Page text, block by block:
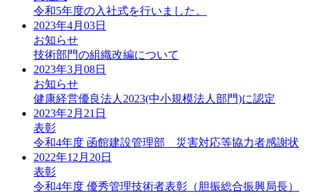
令和5年度の入社式を行いました。
2023年4月03日
お知らせ
技術部門の組織改編について
2023年3月08日
お知らせ
健康経営優良法人2023(中小規模法人部門)に認定
2023年2月21日
表彰
令和4年度 函館建設管理部 災害対応等協力者感謝状
2022年12月20日
表彰
令和4年度 優秀管理技術者表彰（胆振総合振興局長）